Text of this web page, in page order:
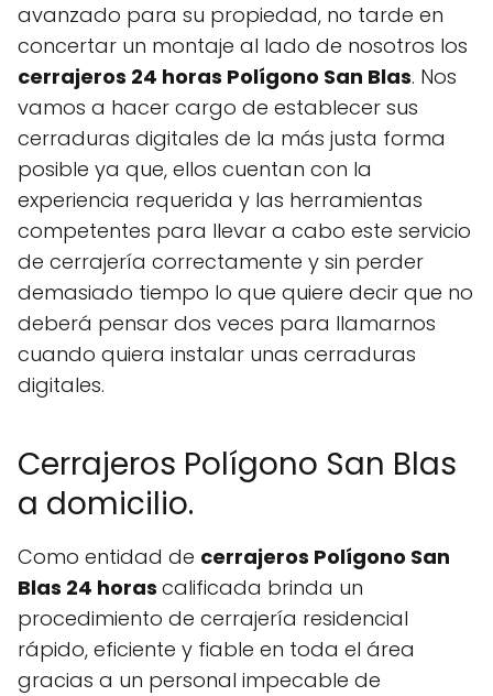
avanzado para su propiedad, no tarde en
concertar un montaje al lado de nosotros los
cerrajeros 24 horas Polígono San Blas. Nos
vamos a hacer cargo de establecer sus
cerraduras digitales de la más justa forma
posible ya que, ellos cuentan con la
experiencia requerida y las herramientas
competentes para llevar a cabo este servicio
de cerrajería correctamente y sin perder
demasiado tiempo lo que quiere decir que no
deberá pensar dos veces para llamarnos
cuando quiera instalar unas cerraduras
digitales.
Cerrajeros Polígono San Blas
a domicilio.
Como entidad de cerrajeros Polígono San
Blas 24 horas calificada brinda un
procedimiento de cerrajería residencial
rápido, eficiente y fiable en toda el área
gracias a un personal impecable de